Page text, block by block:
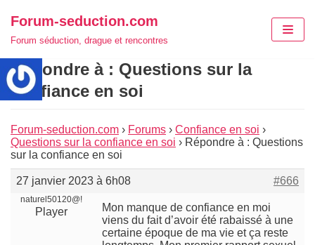
Aller
au
Forum-seduction.com
Forum séduction, drague et rencontres
Répondre à : Questions sur la
confiance en soi
Forum-seduction.com › Forums › Confiance en soi ›
Questions sur la confiance en soi › Répondre à : Questions
sur la confiance en soi
27 janvier 2023 à 6h08 #666
naturel50120@!
Player
Mon manque de confiance en moi
viens du fait d’avoir été rabaissé à une
certaine époque de ma vie et ça reste